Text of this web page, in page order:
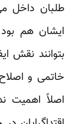
طلبان داخل
ایشان هم
بتوانند نقش
خاتمی و
اصلاً اهمیت